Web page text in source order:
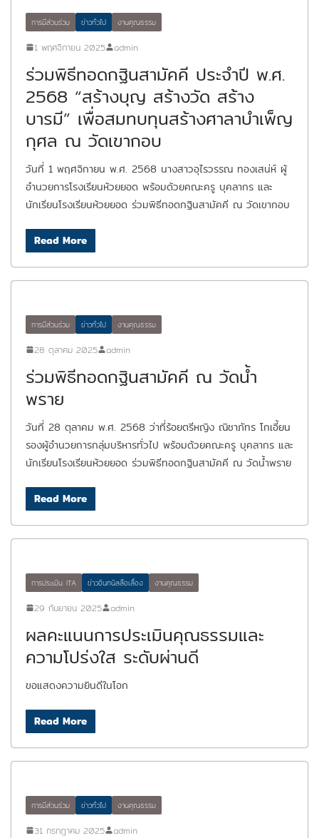
การมีส่วนร่วม ข่าวทั่วไป งานคุณธรรม
1 พฤศจิกายน 2025 admin
ร่วมพิธีทอดกฐินสามัคคี ประจำปี พ.ศ.
2568 “สร้างบุญ สร้างวัด สร้าง
บารมี” เพื่อสมทบทุนสร้างศาลาบำเพ็ญ
กุศล ณ วัดเขากอบ
วันที่ 1 พฤศจิกายน พ.ศ. 2568 นางสาวอุไรวรรณ ทองเสน่ห์ ผู้
อำนวยการโรงเรียนห้วยยอด พร้อมด้วยคณะครู บุคลากร และ
นักเรียนโรงเรียนห้วยยอด ร่วมพิธีทอดกฐินสามัคคี ณ วัดเขากอบ
Read More
การมีส่วนร่วม ข่าวทั่วไป งานคุณธรรม
28 ตุลาคม 2025 admin
ร่วมพิธีทอดกฐินสามัคคี ณ วัดน้ำ
พราย
วันที่ 28 ตุลาคม พ.ศ. 2568 ว่าที่ร้อยตรีหญิง ณิชาภัทร โกเอี้ยน
รองผู้อำนวยการกลุ่มบริหารทั่วไป พร้อมด้วยคณะครู บุคลากร และ
นักเรียนโรงเรียนห้วยยอด ร่วมพิธีทอดกฐินสามัคคี ณ วัดน้ำพราย
Read More
การประเมิน ITA ข่าวอินทนิลลือเลื่อง งานคุณธรรม
29 กันยายน 2025 admin
ผลคะแนนการประเมินคุณธรรมและ
ความโปร่งใส ระดับผ่านดี
ขอแสดงความยินดีในโอก
Read More
การมีส่วนร่วม ข่าวทั่วไป งานคุณธรรม
31 กรกฎาคม 2025 admin